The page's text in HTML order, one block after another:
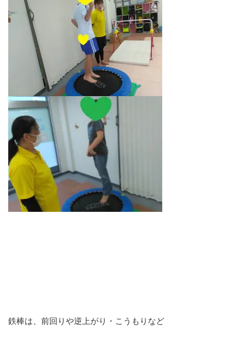
鉄棒は、前回りや逆上がり・こうもりなど